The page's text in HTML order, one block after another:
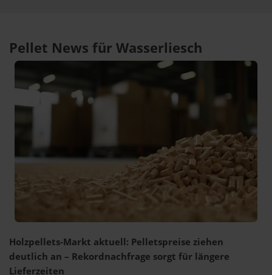
Pellet News für Wasserliesch
Holzpellets-Markt aktuell: Pelletspreise ziehen
deutlich an – Rekordnachfrage sorgt für längere
Lieferzeiten